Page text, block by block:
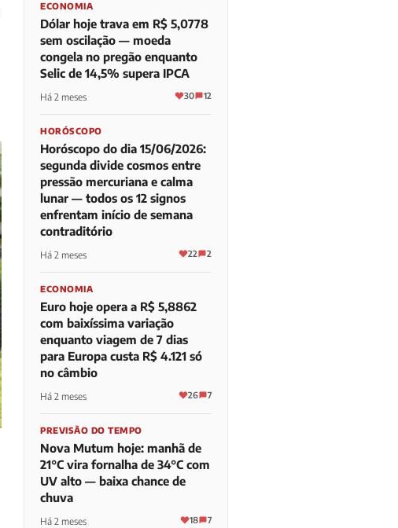
ECONOMIA
Dólar hoje trava em R$ 5,0778
sem oscilação — moeda
congela no pregão enquanto
Selic de 14,5% supera IPCA
Há 2 meses 30 12
HORÓSCOPO
Horóscopo do dia 15/06/2026:
segunda divide cosmos entre
pressão mercuriana e calma
lunar — todos os 12 signos
enfrentam início de semana
contraditório
Há 2 meses 22 2
ECONOMIA
Euro hoje opera a R$ 5,8862
com baixíssima variação
enquanto viagem de 7 dias
para Europa custa R$ 4.121 só
no câmbio
Há 2 meses 26 7
PREVISÃO DO TEMPO
Nova Mutum hoje: manhã de
21°C vira fornalha de 34°C com
UV alto — baixa chance de
chuva
Há 2 meses 18 7